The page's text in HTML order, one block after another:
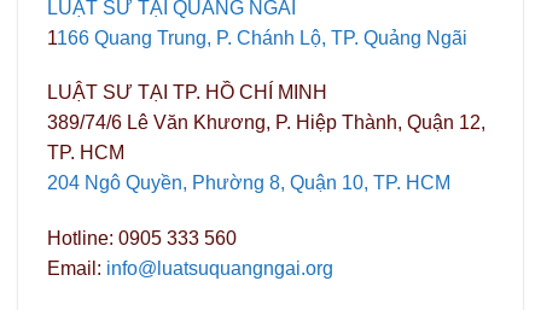
LUẬT SƯ TẠI QUẢNG NGÃI
1166 Quang Trung, P. Chánh Lộ, TP. Quảng Ngãi
LUẬT SƯ TẠI TP. HỒ CHÍ MINH
389/74/6 Lê Văn Khương, P. Hiệp Thành, Quận 12,
TP. HCM
204 Ngô Quyền, Phường 8, Quận 10, TP. HCM
Hotline: 0905 333 560
Email: info@luatsuquangngai.org